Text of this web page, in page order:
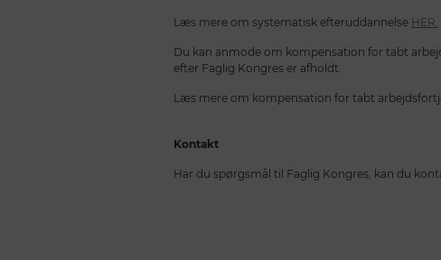
Læs mere om systematisk efteruddannelse HER.
Du kan anmode om kompensation for tabt
efter Faglig Kongres er afholdt.
Læs mere om kompensation for tabt
Kontakt
Har du spørgsmål til Faglig Kongres, kan du